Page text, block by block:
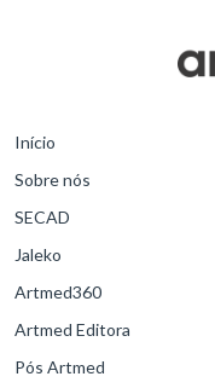
Início
Sobre nós
SECAD
Jaleko
Artmed360
Artmed Editora
Pós Artmed